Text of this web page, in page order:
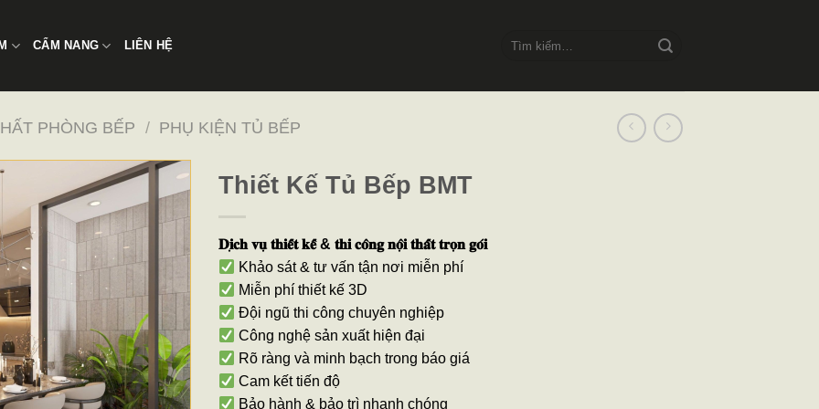
CẨM NANG LIÊN HỆ
PHÒNG BẾP / PHỤ KIỆN TỦ BẾP
Thiết Kế Tủ Bếp BMT
𝐃𝐢̣𝐜𝐡 𝐯𝐮̣ 𝐭𝐡𝐢𝐞̂́𝐭 𝐤𝐞̂́ & 𝐭𝐡𝐢 𝐜𝐨̂𝐧𝐠 𝐧𝐨̣̂𝐢 𝐭𝐡𝐚̂́𝐭 𝐭𝐫𝐨̣𝐧 𝐠𝐨́𝐢
Khảo sát & tư vấn tận nơi miễn phí
Miễn phí thiết kế 3D
Đội ngũ thi công chuyên nghiệp
Công nghệ sản xuất hiện đại
Rõ ràng và minh bạch trong báo giá
Cam kết tiến độ
Bảo hành & bảo trì nhanh chóng